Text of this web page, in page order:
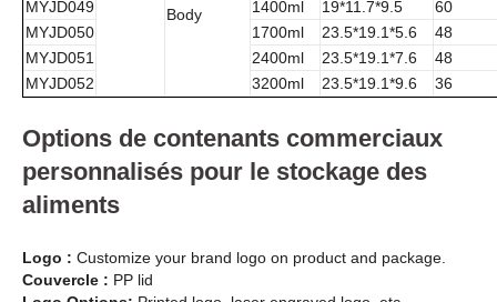
Body
MYJD049
1400ml 19*11.7*9.5
60
MYJD050
1700ml 23.5*19.1*5.6
48
MYJD051
2400ml 23.5*19.1*7.6
48
MYJD052
3200ml 23.5*19.1*9.6 36
Options de contenants commerciaux
personnalisés pour le stockage des
aliments
Logo : Customize your brand logo on product and package.
Couvercle : PP lid